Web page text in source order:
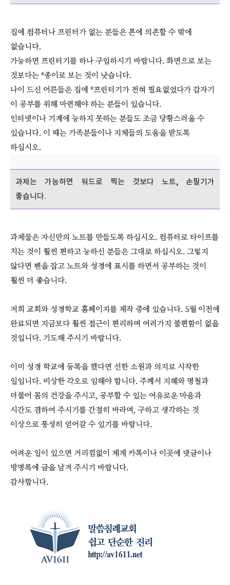
집에 컴퓨터나 프린터가 없는 분들은 폰에 의존할 수 밖에
없습니다.
가능하면 프린터기를 하나 구입하시기 바랍니다. 화면으로 보는
것보다는 *종이로 보는 것이 낫습니다.
나이 드신 어른들은 집에 *프린터기가 전혀 필요없었다가 갑자기
이 공부를 위해 마련해야 하는 분들이 있습니다.
인터넷이나 기계에 능하지 못하는 분들도 조금 당황스러울 수
있습니다. 이 때는 가족분들이나 지체들의 도움을 받도록
하십시오.
과제는 가능하면 워드로 찍는 것보다 노트, 손필기가
좋습니다.
과제물은 자신만의 노트를 만들도록 하십시오. 컴퓨터로 타이프를
치는 것이 훨씬 편하고 능하신 분들은 그대로 하십시오. 그렇지
않다면 펜을 잡고 노트와 성경에 표시를 하면서 공부하는 것이
훨씬 더 좋습니다.
저희 교회와 성경학교 홈페이지를 제작 중에 있습니다. 5월 이전에
완료되면 지금보다 훨씬 접근이 편리하며 여러가지 불편함이 없을
것입니다. 기도해 주시기 바랍니다.
이미 성경 학교에 등록을 했다면 선한 소원과 의지로 시작한
일입니다. 비상한 각오로 임해야 합니다. 주께서 지혜와 명철과
더불어 몸의 건강을 주시고, 공부할 수 있는 여유로운 마음과
시간도 겸하여 주시기를 간절히 바라며, 구하고 생각하는 것
이상으로 풍성히 얻어갈 수 있기를 바랍니다.
어려운 일이 있으면 거리낌없이 제게 카톡이나 이곳에 댓글이나
방명록에 글을 남겨 주시기 바랍니다.
감사합니다.